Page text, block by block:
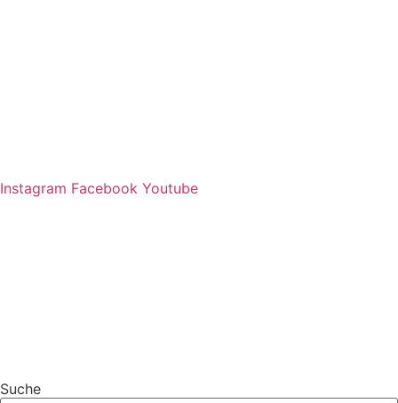
Instagram Facebook Youtube
Suche